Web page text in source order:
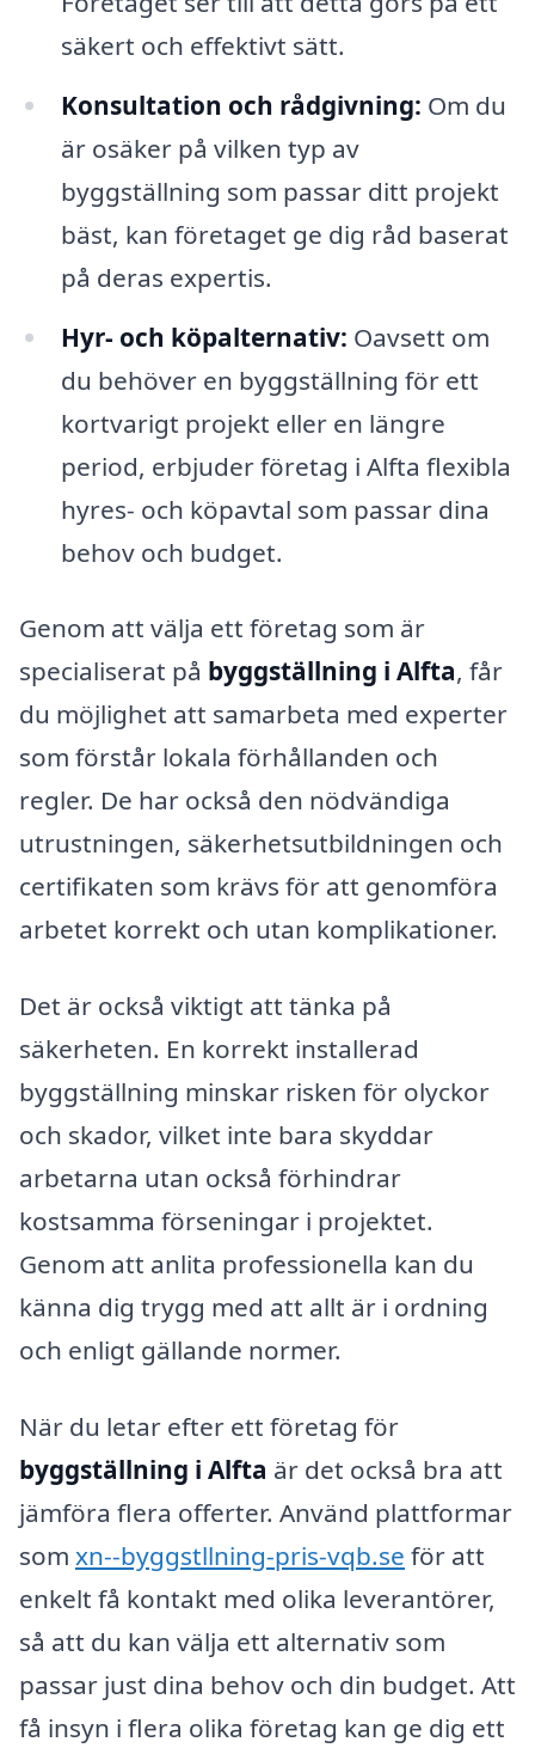
säkert och effektivt sätt.
Konsultation och rådgivning: Om du
är osäker på vilken typ av
byggställning som passar ditt projekt
bäst, kan företaget ge dig råd baserat
på deras expertis.
Hyr- och köpalternativ: Oavsett om
du behöver en byggställning för ett
kortvarigt projekt eller en längre
period, erbjuder företag i Alfta flexibla
hyres- och köpavtal som passar dina
behov och budget.
Genom att välja ett företag som är
specialiserat på byggställning i Alfta, får
du möjlighet att samarbeta med experter
som förstår lokala förhållanden och
regler. De har också den nödvändiga
utrustningen, säkerhetsutbildningen och
certifikaten som krävs för att genomföra
arbetet korrekt och utan komplikationer.
Det är också viktigt att tänka på
säkerheten. En korrekt installerad
byggställning minskar risken för olyckor
och skador, vilket inte bara skyddar
arbetarna utan också förhindrar
kostsamma förseningar i projektet.
Genom att anlita professionella kan du
känna dig trygg med att allt är i ordning
och enligt gällande normer.
När du letar efter ett företag för
byggställning i Alfta är det också bra att
jämföra flera offerter. Använd plattformar
som xn--byggstllning-pris-vqb.se för att
enkelt få kontakt med olika leverantörer,
så att du kan välja ett alternativ som
passar just dina behov och din budget. Att
få insyn i flera olika företag kan ge dig ett